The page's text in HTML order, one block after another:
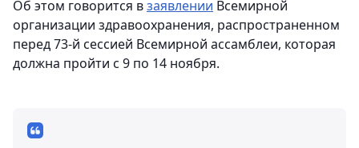
Об этом говорится взаявлении Всемирной
организации здравоохранения, распространенном
перед 73-й сессией Всемирной ассамблеи, которая
должна пройти с 9 по 14 ноября.